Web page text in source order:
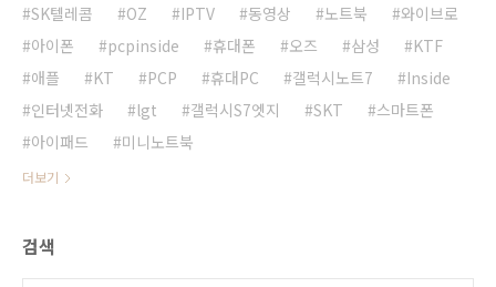
SK텔레콤
OZ IPTV 동영상 노트북
와이브로
아이폰
pcpinside 휴대폰 오즈 삼성
KTF
애플
KT PCP 휴대PC 갤럭시노트7
Inside
인터넷전화
lgt 갤럭시S7엣지 SKT
스마트폰
아이패드
미니노트북
더보기
검색